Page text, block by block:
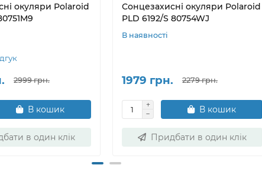
окуляри Polaroid
2999 грн.
В кошик
в один клік
Сонцезахисні окуляри Polaroid
PLD 6192/S 80754WJ
В наявності
1979 грн. 2279 грн.
В кошик
Придбати в один клік